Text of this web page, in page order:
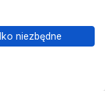
niezbędne